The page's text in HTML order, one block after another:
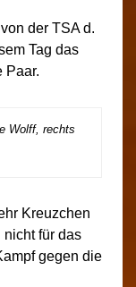
der TSA d.
Tag das
Paar.
Wolff, rechts
Kreuzchen
nicht für das
gegen die